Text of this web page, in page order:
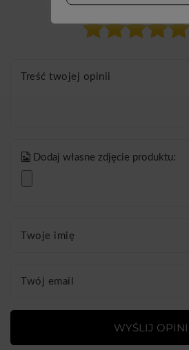
Twoja ocena:
Treść twojej opinii
Dodaj własne zdjęcie produktu:
Twoje imię
Twój email
WYŚLIJ